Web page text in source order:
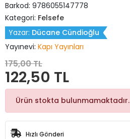
Barkod: 9786055147778
Kategori: Felsefe
Yazar: Dücane Cündioğlu
Yayınevi: Kapı Yayınları
175,00 TL
122,50 TL
Ürün stokta bulunmamaktadır.
Hızlı Gönderi